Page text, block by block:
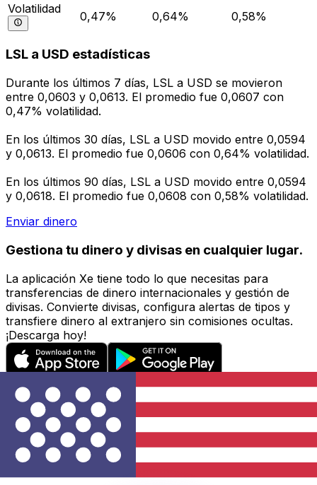
Volatilidad
0,47% 0,64% 0,58%
LSL a USD estadísticas
Durante los últimos 7 días, LSL a USD se movieron
entre 0,0603 y 0,0613. El promedio fue 0,0607 con
0,47% volatilidad.
En los últimos 30 días, LSL a USD movido entre 0,0594
y 0,0613. El promedio fue 0,0606 con 0,64% volatilidad.
En los últimos 90 días, LSL a USD movido entre 0,0594
y 0,0618. El promedio fue 0,0608 con 0,58% volatilidad.
Enviar dinero
Gestiona tu dinero y divisas en cualquier lugar.
La aplicación Xe tiene todo lo que necesitas para
transferencias de dinero internacionales y gestión de
divisas. Convierte divisas, configura alertas de tipos y
transfiere dinero al extranjero sin comisiones ocultas.
¡Descarga hoy!